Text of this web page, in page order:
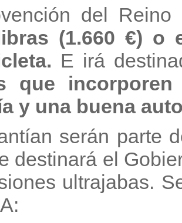
del
(1.660 €)
E irá
que
y una buena
serán parte
destinará el
ultrajabas.